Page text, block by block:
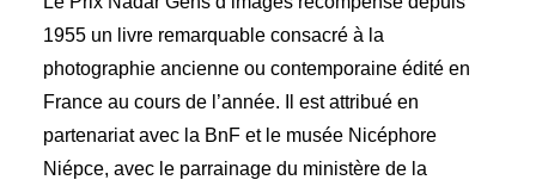
1955 un livre remarquable consacré à la
photographie ancienne ou contemporaine édité en
France au cours de l’année. Il est attribué en
partenariat avec la BnF et le musée Nicéphore
Niépce, avec le parrainage du ministère de la